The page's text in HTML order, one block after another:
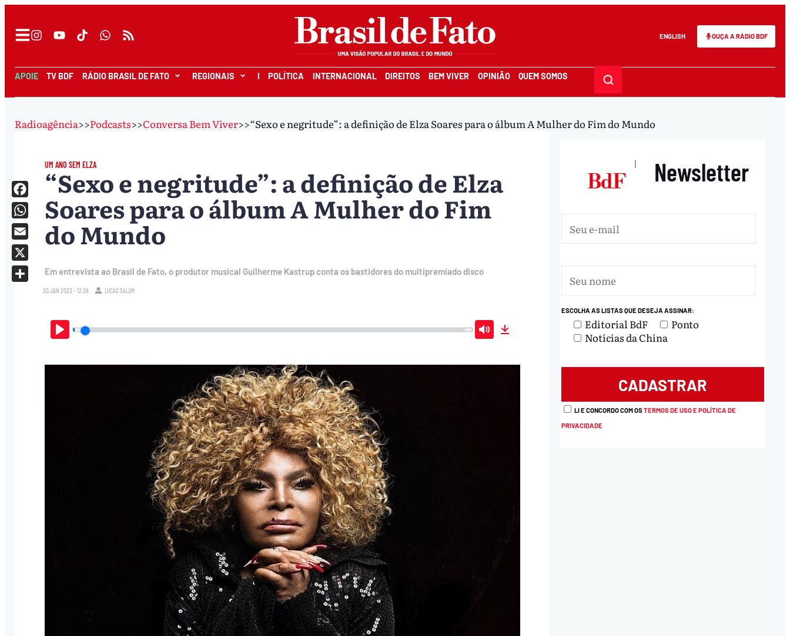
ENGLISH OUÇA A RÁDIO BDF
APOIE TV BDF RÁDIO BRASIL DE FATO REGIONAIS I POLÍTICA INTERNACIONAL DIREITOS BEM VIVER OPINIÃO QUEM SOMOS
Radioagência>>Podcasts>>Conversa Bem Viver>>“Sexo e negritude”: a definição de Elza Soares para o álbum A Mulher do Fim do Mundo
UM ANO SEM ELZA
“Sexo e negritude”: a definição de Elza
Soares para o álbum A Mulher do Fim
do Mundo
Em entrevista ao Brasil de Fato, o produtor musical Guilherme Kastrup conta os bastidores do multipremiado disco
20.JAN.2023 - 12:26 LUCAS SALUM
Play Mute
Facebook
WhatsApp
Email
X
| Newsletter
ESCOLHA AS LISTAS QUE DESEJA ASSINAR:
Editorial BdF
Ponto
Notícias da China
LI E CONCORDO COM OSTERMOS DE USO E POLÍTICA DE
PRIVACIDADE